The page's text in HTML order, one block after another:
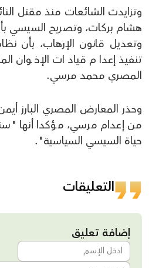
وتزايدت الشائعات منذ مقتل
هشام بركات، وتصريح السيسي
وتعديل قانون الإرهاب، بأن
تنفيذ إعدام قيادات الإخوان
المصري محمد مرسي.
وحذر المعارض المصري البارز
من إعدام مرسي، مؤكدا أنها
حياة السيسي السياسية".
التعليقات
إضافة تعليق